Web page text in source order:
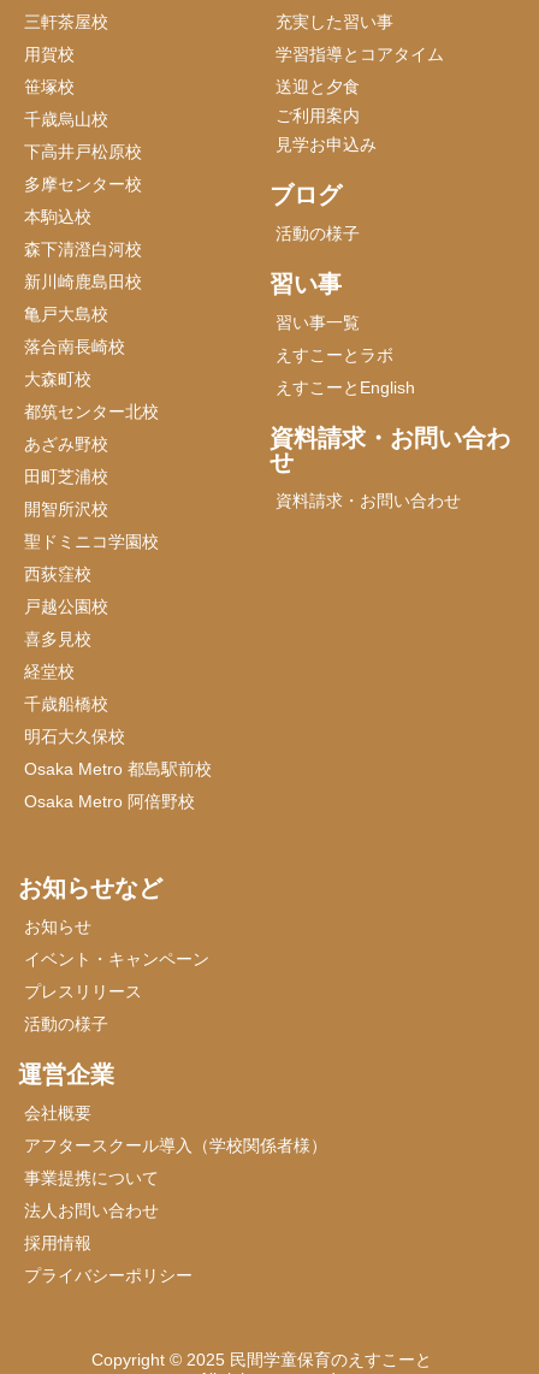
三軒茶屋校
用賀校
笹塚校
千歳烏山校
下高井戸松原校
多摩センター校
本駒込校
森下清澄白河校
新川崎鹿島田校
亀戸大島校
落合南長崎校
大森町校
都筑センター北校
あざみ野校
田町芝浦校
開智所沢校
聖ドミニコ学園校
西荻窪校
戸越公園校
喜多見校
経堂校
千歳船橋校
明石大久保校
Osaka Metro 都島駅前校
Osaka Metro 阿倍野校
充実した習い事
学習指導とコアタイム
送迎と夕食
ご利用案内
見学お申込み
ブログ
活動の様子
習い事
習い事一覧
えすこーとラボ
えすこーとEnglish
資料請求・お問い合わ
せ
資料請求・お問い合わせ
お知らせなど
お知らせ
イベント・キャンペーン
プレスリリース
活動の様子
運営企業
会社概要
アフタースクール導入（学校関係者様）
事業提携について
法人お問い合わせ
採用情報
プライバシーポリシー
Copyright © 2025 民間学童保育のえすこーと